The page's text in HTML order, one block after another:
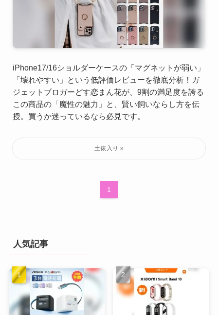
iPhone17/16ショルダーケースの「マグネットが弱い」
「壊れやすい」という低評価レビューを徹底分析！ガ
ジェットブロガーどす恋まん花が、9割の満足度を誇る
この商品の「魔性の魅力」と、賢い飼いならし方を伝
授。買うか迷っているなら必見です。
1
人気記事